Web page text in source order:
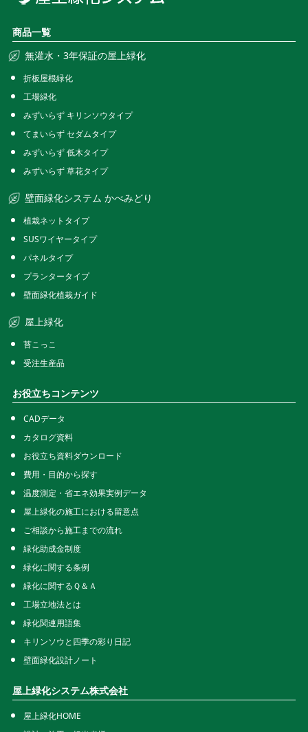
商品一覧
無灌水・3年保証の屋上緑化
折板屋根緑化
工場緑化
みずいらず キリンソウタイプ
てまいらず セダムタイプ
みずいらず 低木タイプ
みずいらず 草花タイプ
壁面緑化システム かべみどり
植栽ネットタイプ
SUSワイヤータイプ
パネルタイプ
プランタータイプ
壁面緑化植栽ガイド
屋上緑化
苔こっこ
受注生産品
お役立ちコンテンツ
CADデータ
カタログ資料
お役立ち資料ダウンロード
費用・目的から探す
温度測定・省エネ効果実例データ
屋上緑化の施工における留意点
ご相談から施工までの流れ
緑化助成金制度
緑化に関する条例
緑化に関するＱ＆Ａ
工場立地法とは
緑化関連用語集
キリンソウと四季の彩り日記
壁面緑化設計ノート
屋上緑化システム株式会社
屋上緑化HOME